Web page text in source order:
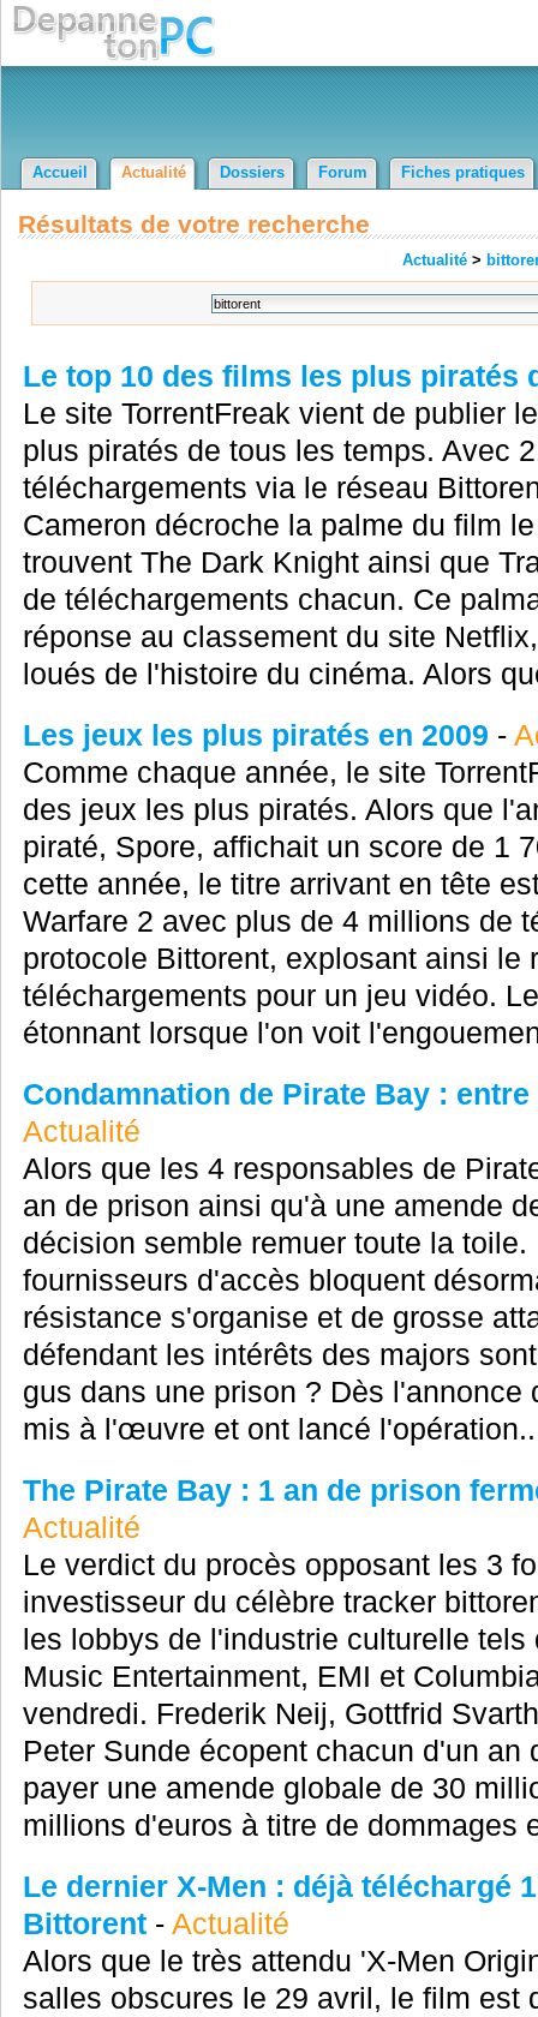
Accueil Actualité Dossiers Forum Fiches pratiques
Résultats de votre recherche
Actualité >
Le top 10 des films les plus piratés
Le site TorrentFreak vient de publier
plus piratés de tous les temps. Avec
téléchargements via le réseau
Cameron décroche la palme du film
trouvent The Dark Knight ainsi que
de téléchargements chacun. Ce
réponse au classement du site
loués de l'histoire du cinéma. Alors
Les jeux les plus piratés en 2009 -
Comme chaque année, le site
des jeux les plus piratés. Alors que
piraté, Spore, affichait un score de 1
cette année, le titre arrivant en tête
Warfare 2 avec plus de 4 millions de
protocole Bittorent, explosant ainsi le
téléchargements pour un jeu vidéo.
étonnant lorsque l'on voit
Condamnation de Pirate Bay :
Actualité
Alors que les 4 responsables de
an de prison ainsi qu'à une amende
décision semble remuer toute la
fournisseurs d'accès bloquent
résistance s'organise et de grosse
défendant les intérêts des majors
gus dans une prison ? Dès
mis à l'œuvre et ont lancé
The Pirate Bay : 1 an de prison
Actualité
Le verdict du procès opposant les 3
investisseur du célèbre tracker
les lobbys de l'industrie culturelle tels
Music Entertainment, EMI et
vendredi. Frederik Neij, Gottfrid
Peter Sunde écopent chacun d'un an
payer une amende globale de 30
millions d'euros à titre de dommages
Le dernier X-Men : déjà téléchargé
Bittorent- Actualité
Alors que le très attendu 'X-Men
salles obscures le 29 avril, le film est